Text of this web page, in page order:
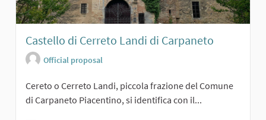
Castello di Cerreto Landi di Carpaneto
Official proposal
Cereto o Cerreto Landi, piccola frazione del Comune
di Carpaneto Piacentino, si identifica con il...